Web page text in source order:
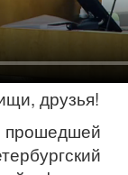
друзья!